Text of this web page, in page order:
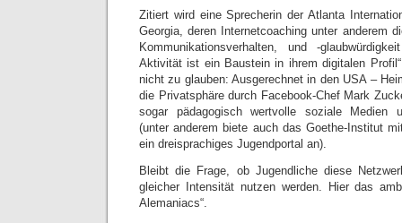
Zitiert wird eine Sprecherin der Atlanta
Georgia, deren Internetcoaching unter anderem
Kommunikationsverhalten, und -
Aktivität ist ein Baustein in ihrem digitalen
nicht zu glauben: Ausgerechnet in den USA –
die Privatsphäre durch Facebook-Chef Mark
sogar pädagogisch wertvolle soziale Medien
(unter anderem biete auch das Goethe-Institut
ein dreisprachiges Jugendportal an).
Bleibt die Frage, ob Jugendliche diese
gleicher Intensität nutzen werden. Hier das
Alemaniacs“.